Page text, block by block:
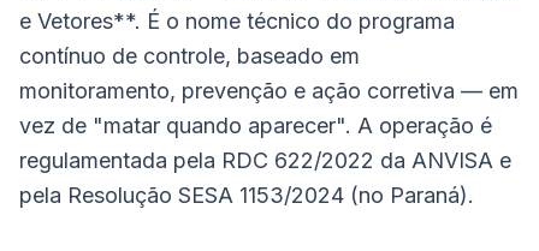
e Vetores**. É o nome técnico do programa
contínuo de controle, baseado em
monitoramento, prevenção e ação corretiva — em
vez de "matar quando aparecer". A operação é
regulamentada pela RDC 622/2022 da ANVISA e
pela Resolução SESA 1153/2024 (no Paraná).